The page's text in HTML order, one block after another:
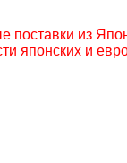
поставки из
японских и